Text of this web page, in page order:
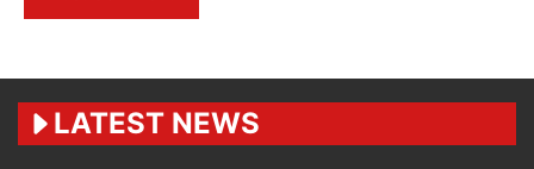
LATEST NEWS